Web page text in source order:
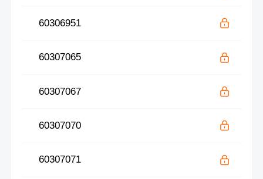
60306951
60307065
60307067
60307070
60307071